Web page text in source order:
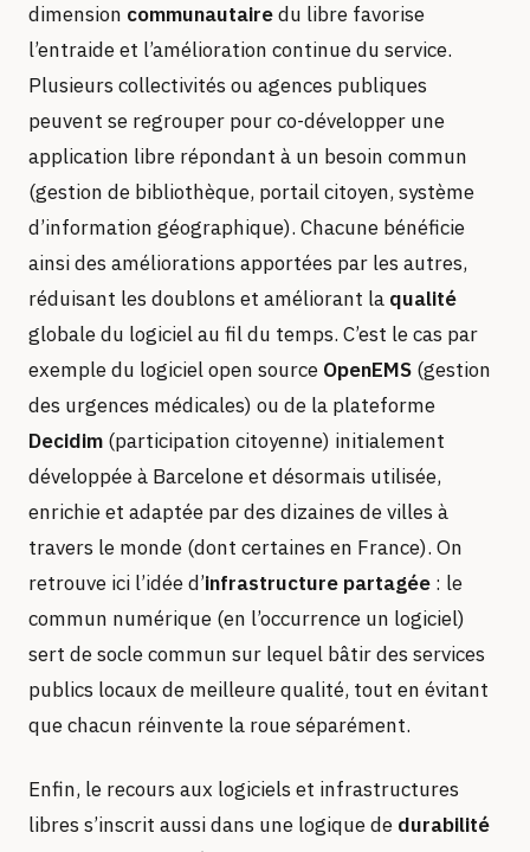
dimension communautairedu libre favorise
l’entraide et l’amélioration continue du service.
Plusieurs collectivités ou agences publiques
peuvent se regrouper pour co-développer une
application libre répondant à un besoin commun
(gestion de bibliothèque, portail citoyen, système
d’information géographique). Chacune bénéficie
ainsi des améliorations apportées par les autres,
réduisant les doublons et améliorant la qualité
globale du logiciel au fil du temps. C’est le cas par
exemple du logiciel open source OpenEMS (gestion
des urgences médicales) ou de la plateforme
Decidim (participation citoyenne) initialement
développée à Barcelone et désormais utilisée,
enrichie et adaptée par des dizaines de villes à
travers le monde (dont certaines en France). On
retrouve ici l’idée d’infrastructure partagée : le
commun numérique (en l’occurrence un logiciel)
sert de socle commun sur lequel bâtir des services
publics locaux de meilleure qualité, tout en évitant
que chacun réinvente la roue séparément.
Enfin, le recours aux logiciels et infrastructures
libres s’inscrit aussi dans une logique de durabilité